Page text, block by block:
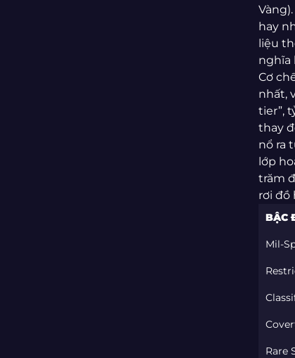
hay
liệu
nghĩa
Cơ
nhất,
tier”,
thay
nổ ra
lớp
trăm
rơi đồ
BẬC
Mil-
Rare